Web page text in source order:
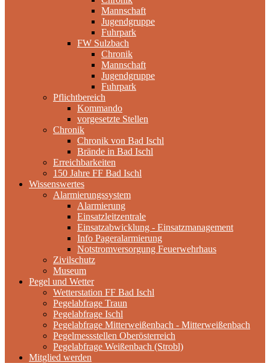
Mannschaft
Jugendgruppe
Fuhrpark
FW Sulzbach
Chronik
Mannschaft
Jugendgruppe
Fuhrpark
Pflichtbereich
Kommando
vorgesetzte Stellen
Chronik
Chronik von Bad Ischl
Brände in Bad Ischl
Erreichbarkeiten
150 Jahre FF Bad Ischl
Wissenswertes
Alarmierungssystem
Alarmierung
Einsatzleitzentrale
Einsatzabwicklung - Einsatzmanagement
Info Pageralarmierung
Notstromversorgung Feuerwehrhaus
Zivilschutz
Museum
Pegel und Wetter
Wetterstation FF Bad Ischl
Pegelabfrage Traun
Pegelabfrage Ischl
Pegelabfrage Mitterweißenbach - Mitterweißenbach
Pegelmessstellen Oberösterreich
Pegelabfrage Weißenbach (Strobl)
Mitglied werden